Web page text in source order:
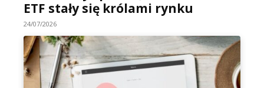
ETF stały się królami rynku
24/07/2026